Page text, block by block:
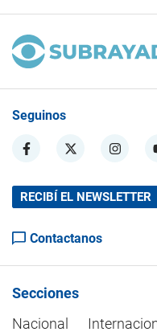
Seguinos
RECIBÍ EL NEWSLETTER
Contactanos
Secciones
Nacional